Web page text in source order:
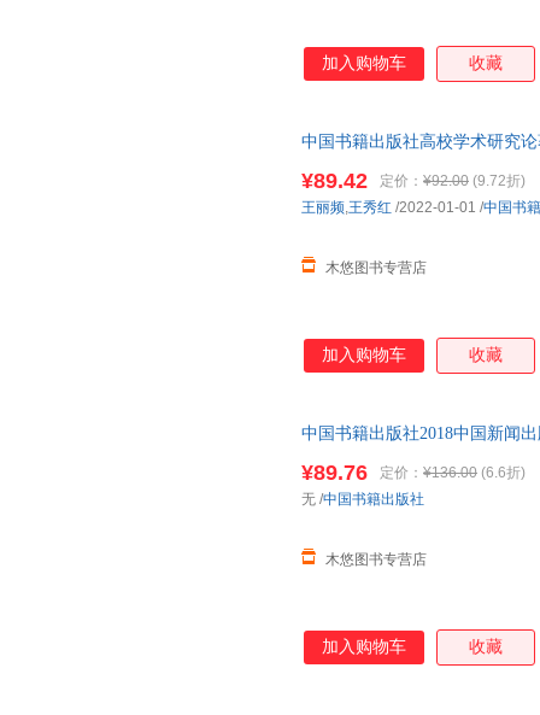
加入购物车 收藏
中国书籍出版社高校学术研究
¥89.42 定价： ¥92.00 (9.72折)
木悠图书专营店
王丽频,王秀红 /2022-01-01 /中国书
加入购物车 收藏
中国书籍出版社2018中国新闻
¥89.76 定价： ¥136.00 (6.6折)
木悠图书专营店
无 /中国书籍出版社
加入购物车 收藏